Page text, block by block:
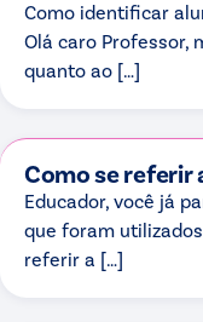
Como identificar
Olá caro Professor,
quanto ao […]
Como se referir
Educador, você já
que foram
referir a […]